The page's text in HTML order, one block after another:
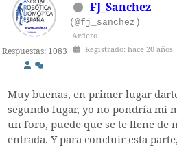
Respuestas: 1083
FJ_Sanchez
(@fj_sanchez)
Ardero
Registrado: hace 20 años
Muy buenas, en primer lugar
segundo lugar, yo no pondría mi
un foro, puede que se te llene de
entrada. Y para concluir esta